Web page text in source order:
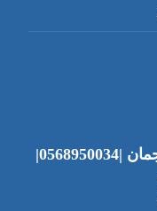
شركة مكافحة الصراصير في عجمان |0568950034|